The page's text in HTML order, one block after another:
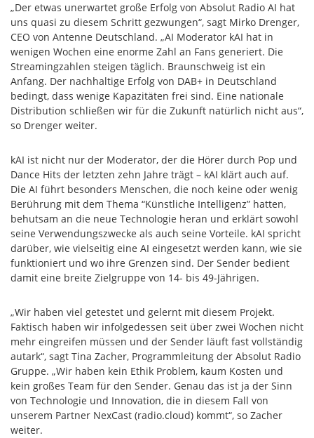
„Der etwas unerwartet große Erfolg von Absolut Radio AI hat
uns quasi zu diesem Schritt gezwungen“, sagt Mirko Drenger,
CEO von Antenne Deutschland. „AI Moderator kAI hat in
wenigen Wochen eine enorme Zahl an Fans generiert. Die
Streamingzahlen steigen täglich. Braunschweig ist ein
Anfang. Der nachhaltige Erfolg von DAB+ in Deutschland
bedingt, dass wenige Kapazitäten frei sind. Eine nationale
Distribution schließen wir für die Zukunft natürlich nicht aus“,
so Drenger weiter.
kAI ist nicht nur der Moderator, der die Hörer durch Pop und
Dance Hits der letzten zehn Jahre trägt – kAI klärt auch auf.
Die AI führt besonders Menschen, die noch keine oder wenig
Berührung mit dem Thema “Künstliche Intelligenz” hatten,
behutsam an die neue Technologie heran und erklärt sowohl
seine Verwendungszwecke als auch seine Vorteile. kAI spricht
darüber, wie vielseitig eine AI eingesetzt werden kann, wie sie
funktioniert und wo ihre Grenzen sind. Der Sender bedient
damit eine breite Zielgruppe von 14- bis 49-Jährigen.
„Wir haben viel getestet und gelernt mit diesem Projekt.
Faktisch haben wir infolgedessen seit über zwei Wochen nicht
mehr eingreifen müssen und der Sender läuft fast vollständig
autark“, sagt Tina Zacher, Programmleitung der Absolut Radio
Gruppe. „Wir haben kein Ethik Problem, kaum Kosten und
kein großes Team für den Sender. Genau das ist ja der Sinn
von Technologie und Innovation, die in diesem Fall von
unserem Partner NexCast (radio.cloud) kommt“, so Zacher
weiter.